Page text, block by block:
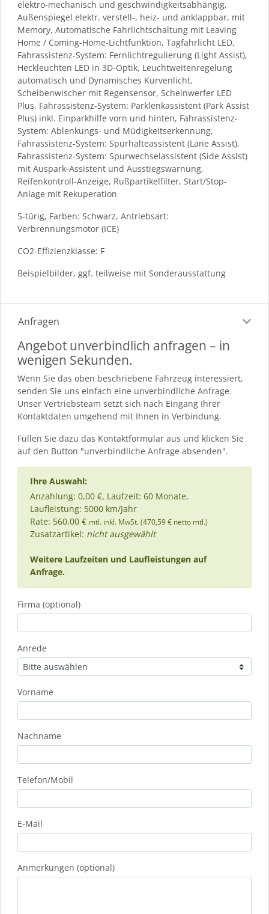
elektro-mechanisch und geschwindigkeitsabhängig,
Außenspiegel elektr. verstell-, heiz- und anklappbar, mit
Memory, Automatische Fahrlichtschaltung mit Leaving
Home / Coming-Home-Lichtfunktion, Tagfahrlicht LED,
Fahrassistenz-System: Fernlichtregulierung (Light Assist),
Heckleuchten LED in 3D-Optik, Leuchtweitenregelung
automatisch und Dynamisches Kurvenlicht,
Scheibenwischer mit Regensensor, Scheinwerfer LED
Plus, Fahrassistenz-System: Parklenkassistent (Park Assist
Plus) inkl. Einparkhilfe vorn und hinten, Fahrassistenz-
System: Ablenkungs- und Müdigkeitserkennung,
Fahrassistenz-System: Spurhalteassistent (Lane Assist),
Fahrassistenz-System: Spurwechselassistent (Side Assist)
mit Auspark-Assistent und Ausstiegswarnung,
Reifenkontroll-Anzeige, Rußpartikelfilter, Start/Stop-
Anlage mit Rekuperation
5-türig, Farben: Schwarz, Antriebsart:
Verbrennungsmotor (ICE)
CO2-Effizienzklasse: F
Beispielbilder, ggf. teilweise mit Sonderausstattung
Anfragen
Angebot unverbindlich anfragen – in
wenigen Sekunden.
Wenn Sie das oben beschriebene Fahrzeug interessiert,
senden Sie uns einfach eine unverbindliche Anfrage.
Unser Vertriebsteam setzt sich nach Eingang Ihrer
Kontaktdaten umgehend mit Ihnen in Verbindung.
Füllen Sie dazu das Kontaktformular aus und klicken Sie
auf den Button "unverbindliche Anfrage absenden".
Ihre Auswahl:
Anzahlung: 0,00 €, Laufzeit: 60 Monate,
Laufleistung: 5000 km/Jahr
Rate: 560,00 € mtl. inkl. MwSt. (470,59 € netto mtl.)
Zusatzartikel: nicht ausgewählt
Weitere Laufzeiten und Laufleistungen auf
Anfrage.
Firma (optional)
Anrede
Vorname
Nachname
Telefon/Mobil
E-Mail
Anmerkungen (optional)